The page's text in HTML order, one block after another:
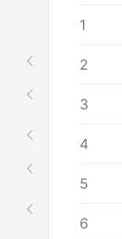
1
2
3
4
5
6